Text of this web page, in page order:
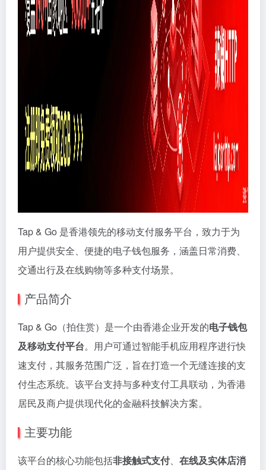
Tap & Go 是香港领先的移动支付服务平台，致力于为
用户提供安全、便捷的电子钱包服务，涵盖日常消费、
交通出行及在线购物等多种支付场景。
产品简介
Tap & Go（拍住赏）是一个由香港企业开发的电子钱包
及移动支付平台。用户可通过智能手机应用程序进行快
速支付，其服务范围广泛，旨在打造一个无缝连接的支
付生态系统。该平台支持与多种支付工具联动，为香港
居民及商户提供现代化的金融科技解决方案。
主要功能
该平台的核心功能包括非接触式支付、 在线及实体店消